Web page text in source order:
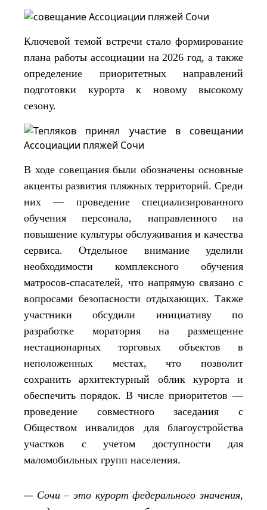
Ключевой темой встречи стало формирование
плана работы ассоциации на 2026 год, а также
определение приоритетных направлений
подготовки курорта к новому высокому
сезону.
В ходе совещания были обозначены основные
акценты развития пляжных территорий. Среди
них — проведение специализированного
обучения персонала, направленного на
повышение культуры обслуживания и качества
сервиса. Отдельное внимание уделили
необходимости комплексного обучения
матросов-спасателей, что напрямую связано с
вопросами безопасности отдыхающих. Также
участники обсудили инициативу по
разработке моратория на размещение
нестационарных торговых объектов в
неположенных местах, что позволит
сохранить архитектурный облик курорта и
обеспечить порядок. В числе приоритетов —
проведение совместного заседания с
Обществом инвалидов для благоустройства
участков с учетом доступности для
маломобильных групп населения.
— Сочи – это курорт федерального значения,